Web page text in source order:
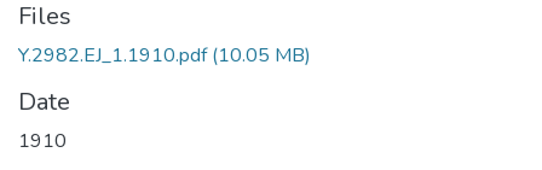
Files
Y.2982.EJ_1.1910.pdf(10.05 MB)
Date
1910